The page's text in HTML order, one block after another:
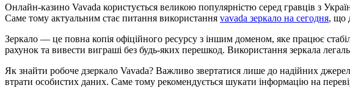
Онлайн-казино Vavada користується великою популярністю серед гравців з
Саме тому актуальним стає питання використання vavada зеркало на сегодня, що
Зеркало — це повна копія офіційного ресурсу з іншим доменом, яке працює
рахунок та вивести виграші без будь-яких перешкод. Використання зеркала
Як знайти робоче дзеркало Vavada? Важливо звертатися лише до надійних
втрати особистих даних. Саме тому рекомендується шукати інформацію на